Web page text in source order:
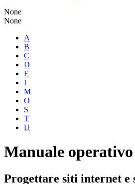
None
None
A
B
C
D
E
I
M
O
S
T
U
Manuale
Progettare siti internet